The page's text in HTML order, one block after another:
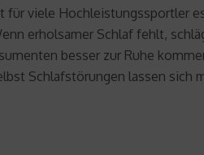
für viele Hochleistungssportler
erholsamer Schlaf fehlt,
besser zur Ruhe
Schlafstörungen lassen sich